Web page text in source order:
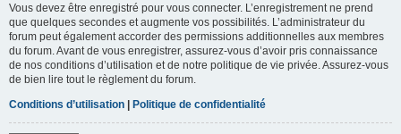
Vous devez être enregistré pour vous connecter. L’enregistrement ne prend
que quelques secondes et augmente vos possibilités. L’administrateur du
forum peut également accorder des permissions additionnelles aux membres
du forum. Avant de vous enregistrer, assurez-vous d’avoir pris connaissance
de nos conditions d’utilisation et de notre politique de vie privée. Assurez-vous
de bien lire tout le règlement du forum.
Conditions d’utilisation | Politique de confidentialité